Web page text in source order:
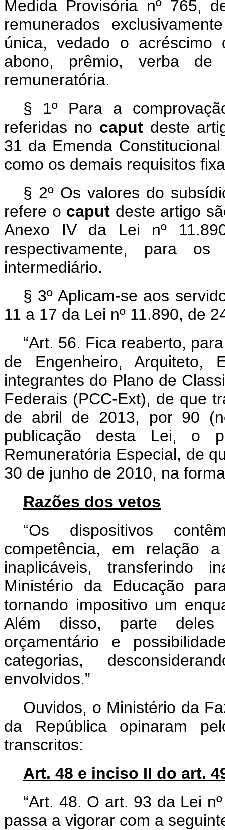
Medida Provisória nº 765,
remunerados
única, vedado o acréscimo
abono, prêmio, verba de
remuneratória.
§ 1º Para a
referidas no caput deste
31 da Emenda
como os demais requisitos
§ 2º Os valores do
refere o caput deste artigo
Anexo IV da Lei nº
respectivamente, para
intermediário.
§ 3º Aplicam-se aos
11 a 17 da Lei nº 11.890, de
“Art. 56. Fica reaberto,
de Engenheiro, Arquiteto,
integrantes do Plano de
Federais (PCC-Ext), de que
de abril de 2013, por 90
publicação desta Lei, o
Remuneratória Especial, de
30 de junho de 2010, na
Razões dos vetos
“Os dispositivos
competência, em relação
inaplicáveis, transferindo
Ministério da Educação
tornando impositivo um
Além disso, parte deles
orçamentário e
categorias,
envolvidos.”
Ouvidos, o Ministério da
da República opinaram
transcritos:
Art. 48 e inciso II do art.
“Art. 48. O art. 93 da Lei
passa a vigorar com a